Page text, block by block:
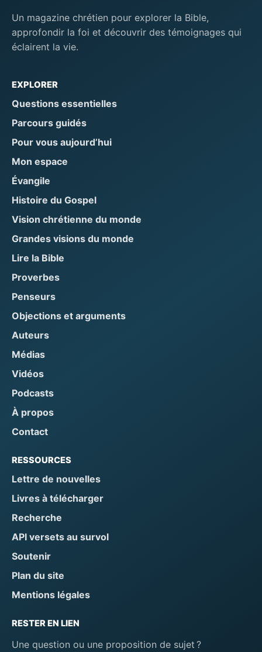
Un magazine chrétien pour explorer la Bible,
approfondir la foi et découvrir des témoignages qui
éclairent la vie.
EXPLORER
Questions essentielles
Parcours guidés
Pour vous aujourd’hui
Mon espace
Évangile
Histoire du Gospel
Vision chrétienne du monde
Grandes visions du monde
Lire la Bible
Proverbes
Penseurs
Objections et arguments
Auteurs
Médias
Vidéos
Podcasts
À propos
Contact
RESSOURCES
Lettre de nouvelles
Livres à télécharger
Recherche
API versets au survol
Soutenir
Plan du site
Mentions légales
RESTER EN LIEN
Une question ou une proposition de sujet ?